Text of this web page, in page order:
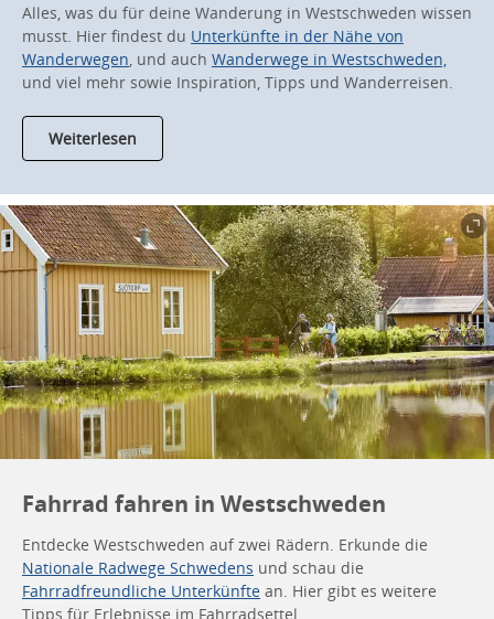
Alles, was du für deine Wanderung in Westschweden wissen
musst. Hier findest du Unterkünfte in der Nähe von
Wanderwegen, und auch Wanderwege in Westschweden,
und viel mehr sowie Inspiration, Tipps und Wanderreisen.
Weiterlesen
Fahrrad fahren in Westschweden
Entdecke Westschweden auf zwei Rädern. Erkunde die
Nationale Radwege Schwedens und schau die
Fahrradfreundliche Unterkünfte an. Hier gibt es weitere
Tipps für Erlebnisse im Fahrradsettel.